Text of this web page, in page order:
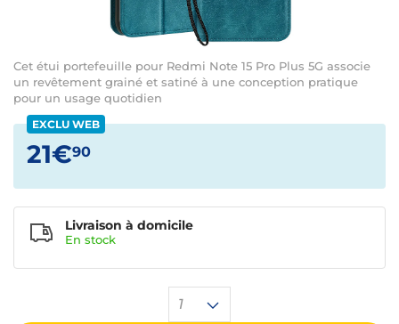
Cet étui portefeuille pour Redmi Note 15 Pro Plus 5G associe
un revêtement grainé et satiné à une conception pratique
pour un usage quotidien
EXCLU WEB
21€90
1
Livraison à domicile
En stock